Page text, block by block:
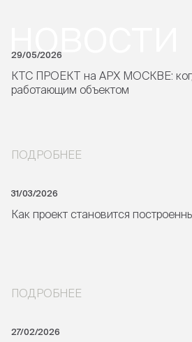
29/05/2026
КТС ПРОЕКТ на АРХ МОСКВЕ:
работающим объектом
ПОДРОБНЕЕ
31/03/2026
Как проект становится
ПОДРОБНЕЕ
27/02/2026